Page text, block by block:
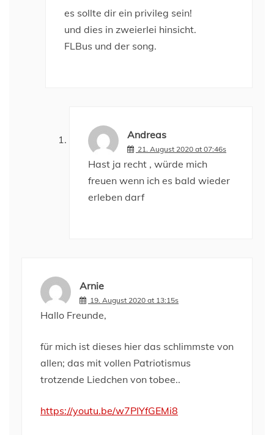
es sollte dir ein privileg sein!
und dies in zweierlei hinsicht.
FLBus und der song.
Andreas
21. August 2020 at 07:46s
Hast ja recht , würde mich
freuen wenn ich es bald wieder
erleben darf
Arnie
19. August 2020 at 13:15s
Hallo Freunde,
für mich ist dieses hier das schlimmste von
allen; das mit vollen Patriotismus
trotzende Liedchen von tobee..
https://youtu.be/w7PIYfGEMi8